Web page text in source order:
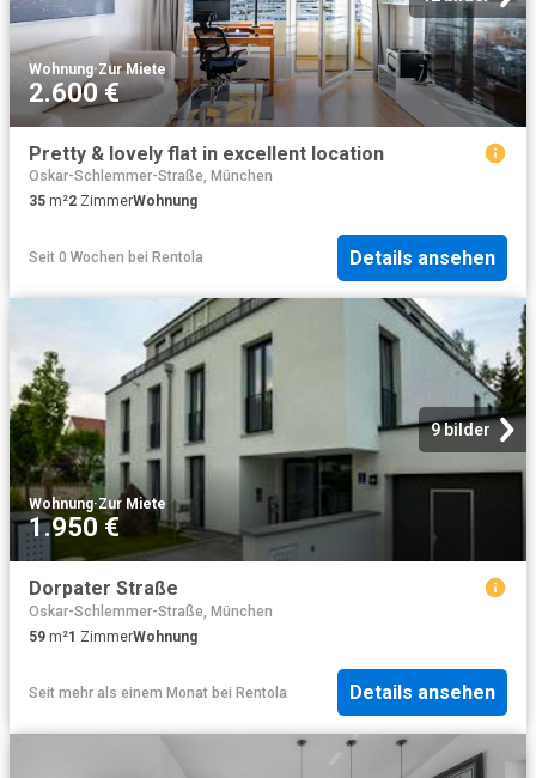
Wohnung·Zur Miete
2.600 €
Pretty & lovely flat in excellent location
Oskar-Schlemmer-Straße, München
35 m²2 ZimmerWohnung
Seit 0 Wochen bei Rentola Details ansehen
9 bilder
Wohnung·Zur Miete
1.950 €
Dorpater Straße
Oskar-Schlemmer-Straße, München
59 m²1 ZimmerWohnung
Seit mehr als einem Monat bei Rentola Details ansehen